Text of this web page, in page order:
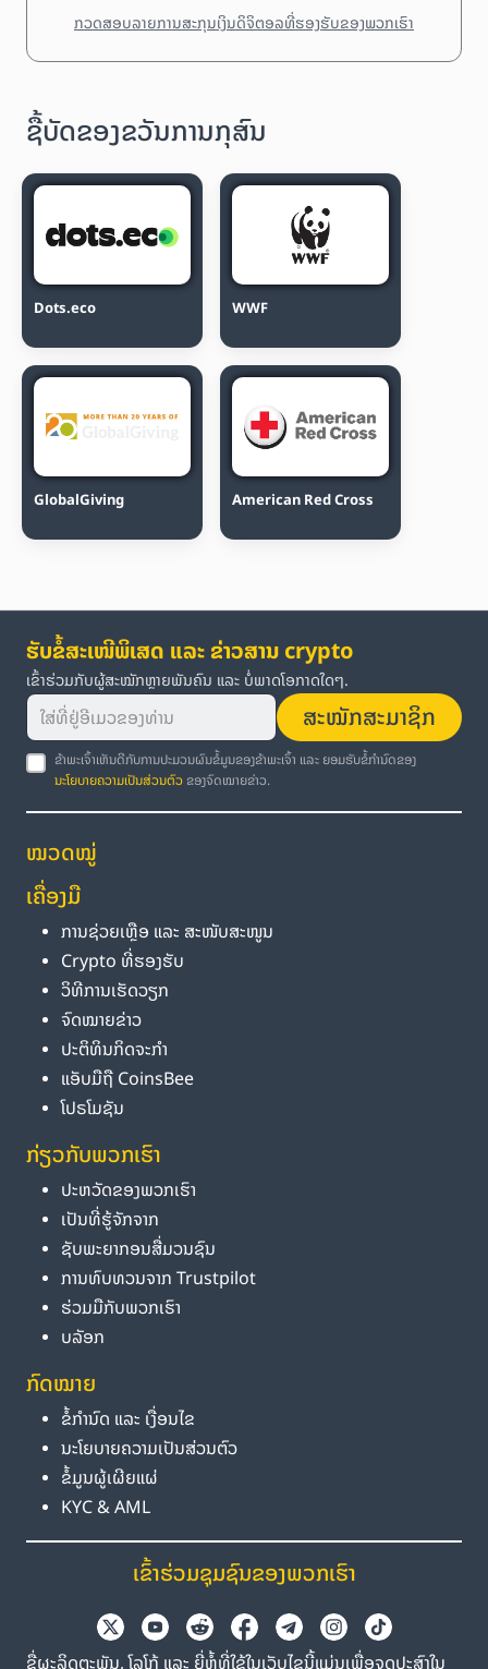
ກວດສອບລາຍການສະກຸນເງິນດິຈິຕອລທີ່ຮອງຮັບຂອງພວກເຮົາ
ຊື້ບັດຂອງຂວັນການກຸສົນ
Dots.eco WWF
GlobalGiving American Red Cross
ຮັບຂໍ້ສະເໜີພິເສດ ແລະ ຂ່າວສານ crypto
ເຂົ້າຮ່ວມກັບຜູ້ສະໝັກຫຼາຍພັນຄົນ ແລະ ບໍ່ພາດໂອກາດໃດໆ.
ສະໝັກສະມາຊິກ
ຂ້າພະເຈົ້າເຫັນດີກັບການປະມວນຜົນຂໍ້ມູນຂອງຂ້າພະເຈົ້າ ແລະ ຍອມຮັບຂໍ້ກຳນົດຂອງ
ນະໂຍບາຍຄວາມເປັນສ່ວນຕົວ ຂອງຈົດໝາຍຂ່າວ.
ໝວດໝູ່
ເຄື່ອງມື
ການຊ່ວຍເຫຼືອ ແລະ ສະໜັບສະໜູນ
Crypto ທີ່ຮອງຮັບ
ວິທີການເຮັດວຽກ
ຈົດໝາຍຂ່າວ
ປະຕິທິນກິດຈະກຳ
ແອັບມືຖື CoinsBee
ໂປຣໂມຊັນ
ກ່ຽວກັບພວກເຮົາ
ປະຫວັດຂອງພວກເຮົາ
ເປັນທີ່ຮູ້ຈັກຈາກ
ຊັບພະຍາກອນສື່ມວນຊົນ
ການທົບທວນຈາກ Trustpilot
ຮ່ວມມືກັບພວກເຮົາ
ບລັອກ
ກົດໝາຍ
ຂໍ້ກຳນົດ ແລະ ເງື່ອນໄຂ
ນະໂຍບາຍຄວາມເປັນສ່ວນຕົວ
ຂໍ້ມູນຜູ້ເຜີຍແຜ່
KYC & AML
ເຂົ້າຮ່ວມຊຸມຊົນຂອງພວກເຮົາ
ຊື່ຜະລິດຕະພັນ, ໂລໂກ້ ແລະ ຍີ່ຫໍ້ທີ່ໃຊ້ໃນເວັບໄຊນີ້ແມ່ນເພື່ອຈຸດປະສົງໃນ